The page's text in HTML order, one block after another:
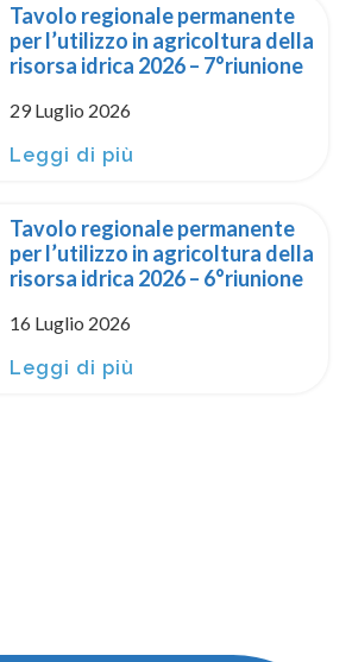
Tavolo regionale permanente
per l’utilizzo in agricoltura della
risorsa idrica 2026 – 7°riunione
29 Luglio 2026
Leggi di più
Tavolo regionale permanente
per l’utilizzo in agricoltura della
risorsa idrica 2026 – 6°riunione
16 Luglio 2026
Leggi di più